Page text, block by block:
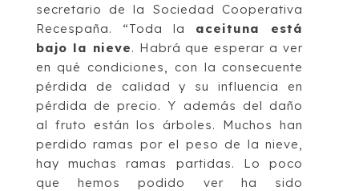
secretario de la Sociedad Cooperativa
Recespaña. “Toda la aceituna está
bajo la nieve. Habrá que esperar a ver
en qué condiciones, con la consecuente
pérdida de calidad y su influencia en
pérdida de precio. Y además del daño
al fruto están los árboles. Muchos han
perdido ramas por el peso de la nieve,
hay muchas ramas partidas. Lo poco
que hemos podido ver ha sido